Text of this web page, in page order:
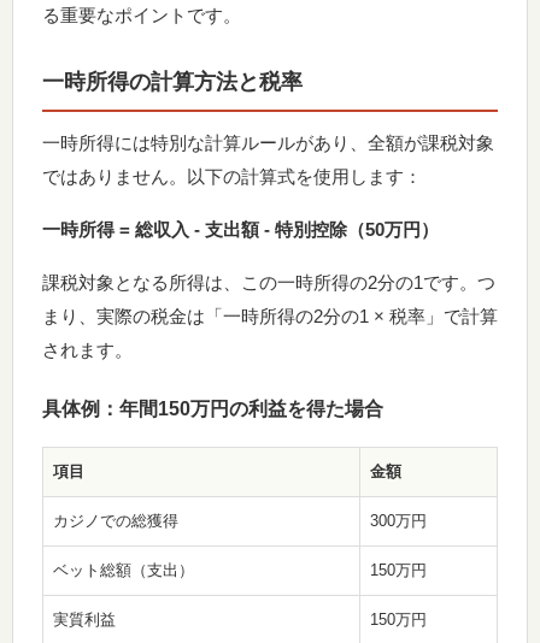
る重要なポイントです。
一時所得の計算方法と税率
一時所得には特別な計算ルールがあり、全額が課税対象
ではありません。以下の計算式を使用します：
一時所得 = 総収入 - 支出額 - 特別控除（50万円）
課税対象となる所得は、この一時所得の2分の1です。つ
まり、実際の税金は「一時所得の2分の1 × 税率」で計算
されます。
具体例：年間150万円の利益を得た場合
項目 金額
カジノでの総獲得 300万円
ベット総額（支出） 150万円
実質利益 150万円